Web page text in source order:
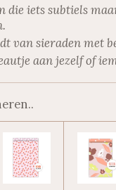
die iets subtiels
van sieraden met
aan jezelf of